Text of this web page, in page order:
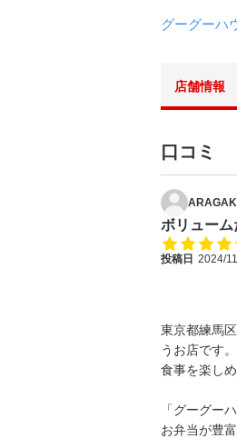
グーグーハ
店舗情報
口コミ
ボリューム
投稿日 2024/
東京都練馬
うお店です
食事を楽しめ
「グーグー
お弁当が豊